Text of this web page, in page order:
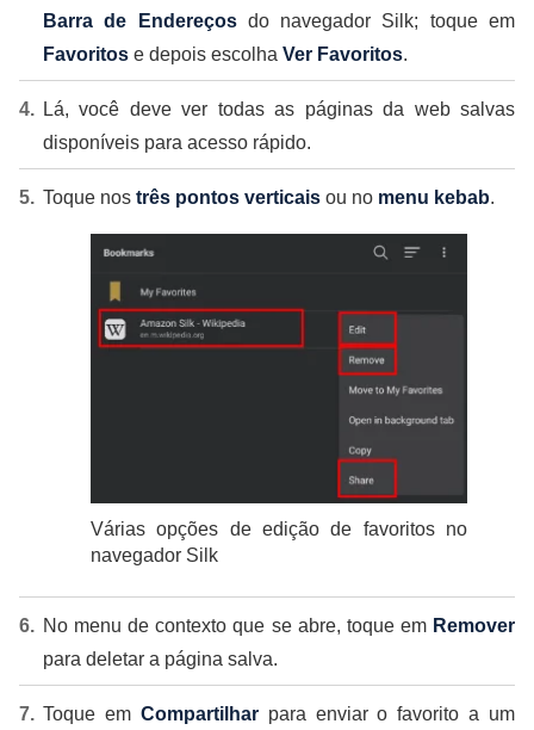
Barra de Endereçosdo navegador Silk; toque em
Favoritos e depois escolha Ver Favoritos.
Lá, você deve ver todas as páginas da web salvas
disponíveis para acesso rápido.
Toque nos três pontos verticais ou no menu kebab.
Várias opções de edição de favoritos no
navegador Silk
No menu de contexto que se abre, toque em Remover
para deletar a página salva.
Toque em Compartilharpara enviar o favorito a um